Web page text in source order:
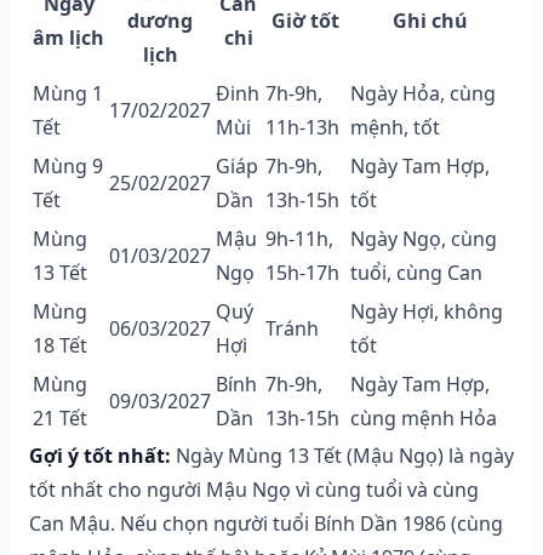
âm lịch
dương
lịch
chi
Giờ tốt Ghi chú
Mùng 1
Tết
17/02/2027
Đinh
Mùi
7h-9h,
11h-13h
Ngày Hỏa, cùng
mệnh, tốt
Mùng 9
Tết
25/02/2027
Giáp
Dần
7h-9h,
13h-15h
Ngày Tam Hợp,
tốt
Mùng
13 Tết
01/03/2027
Mậu
Ngọ
9h-11h,
15h-17h
Ngày Ngọ, cùng
tuổi, cùng Can
Mùng
18 Tết
06/03/2027
Quý
Hợi
Tránh
Ngày Hợi, không
tốt
Mùng
21 Tết
09/03/2027
Bính
Dần
7h-9h,
13h-15h
Ngày Tam Hợp,
cùng mệnh Hỏa
Gợi ý tốt nhất: Ngày Mùng 13 Tết (Mậu Ngọ) là ngày
tốt nhất cho người Mậu Ngọ vì cùng tuổi và cùng
Can Mậu. Nếu chọn người tuổi Bính Dần 1986 (cùng